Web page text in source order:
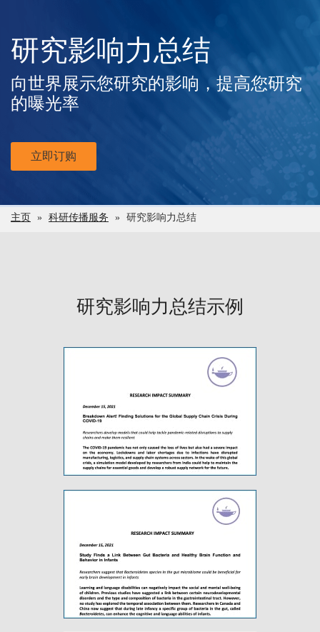
研究影响力总结
向世界展示您研究的影响，提高您研究
的曝光率
立即订购
主页 » 科研传播服务 » 研究影响力总结
研究影响力总结示例